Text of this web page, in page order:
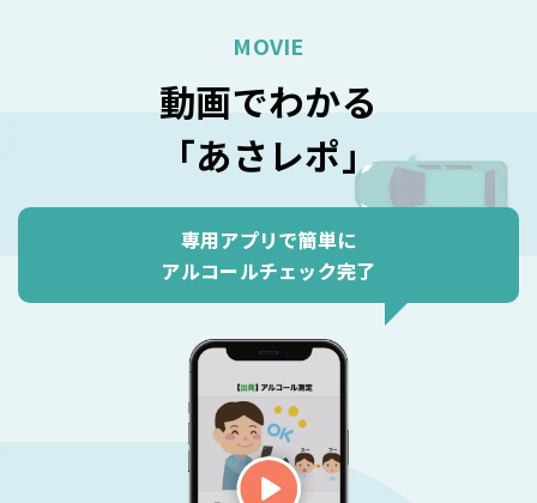
MOVIE
動画でわかる
「あさレポ」
専用アプリで簡単に
アルコールチェック完了